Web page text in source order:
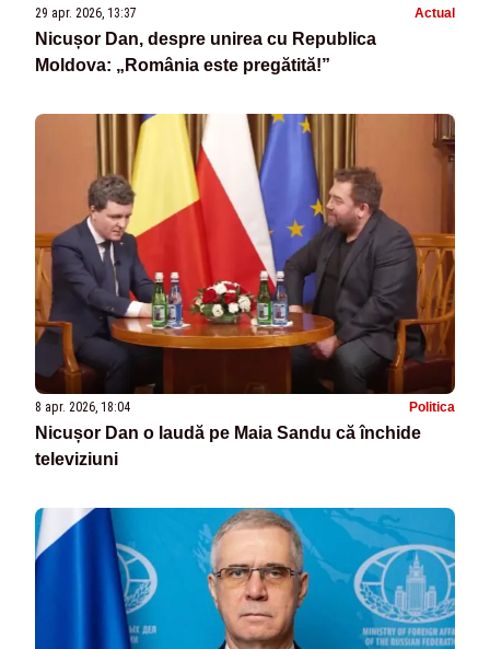
29 apr. 2026, 13:37 Actual
Nicușor Dan, despre unirea cu Republica
Moldova: „România este pregătită!”
8 apr. 2026, 18:04 Politica
Nicușor Dan o laudă pe Maia Sandu că închide
televiziuni